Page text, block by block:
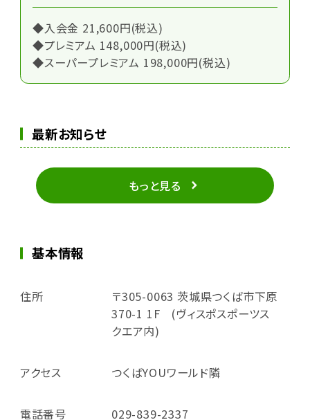
◆入会金 21,600円(税込)
◆プレミアム 148,000円(税込)
◆スーパープレミアム 198,000円(税込)
最新お知らせ
もっと見る
基本情報
住所
〒305-0063 茨城県つくば市下原
370-1 1F (ヴィスポスポーツス
クエア内)
アクセス つくばYOUワールド隣
電話番号 029-839-2337